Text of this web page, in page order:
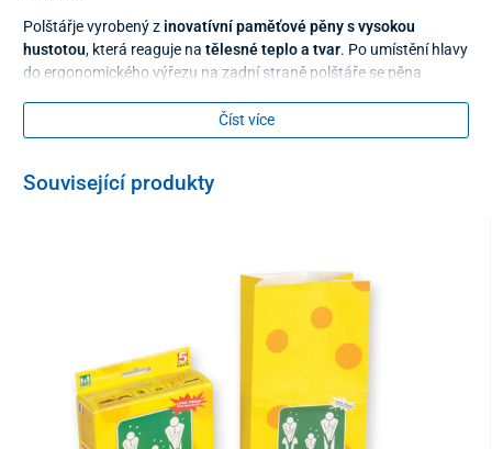
Polštářje vyrobený z inovatívní paměťové pěny s vysokou
hustotou, která reaguje na tělesné teplo a tvar. Po umístění hlavy
do ergonomického výřezu na zadní straně polštáře se pěna
optimální oporu a uvolnění svalů
výletů. Předejdete tak pozdějšínepříjemné bolestiv důsledku
Číst více
Související produkty